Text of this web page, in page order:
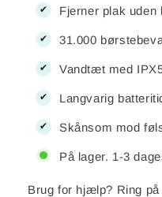
Fjerner plak uden
31.000
Vandtæt med
Langvarig
Skånsom mod
På lager. 1-3
Brug for hjælp? Ring